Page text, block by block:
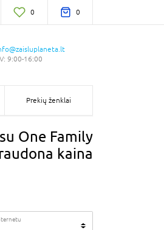
0 0
9:00-16:00
Prekių ženklai
One Family
kaina